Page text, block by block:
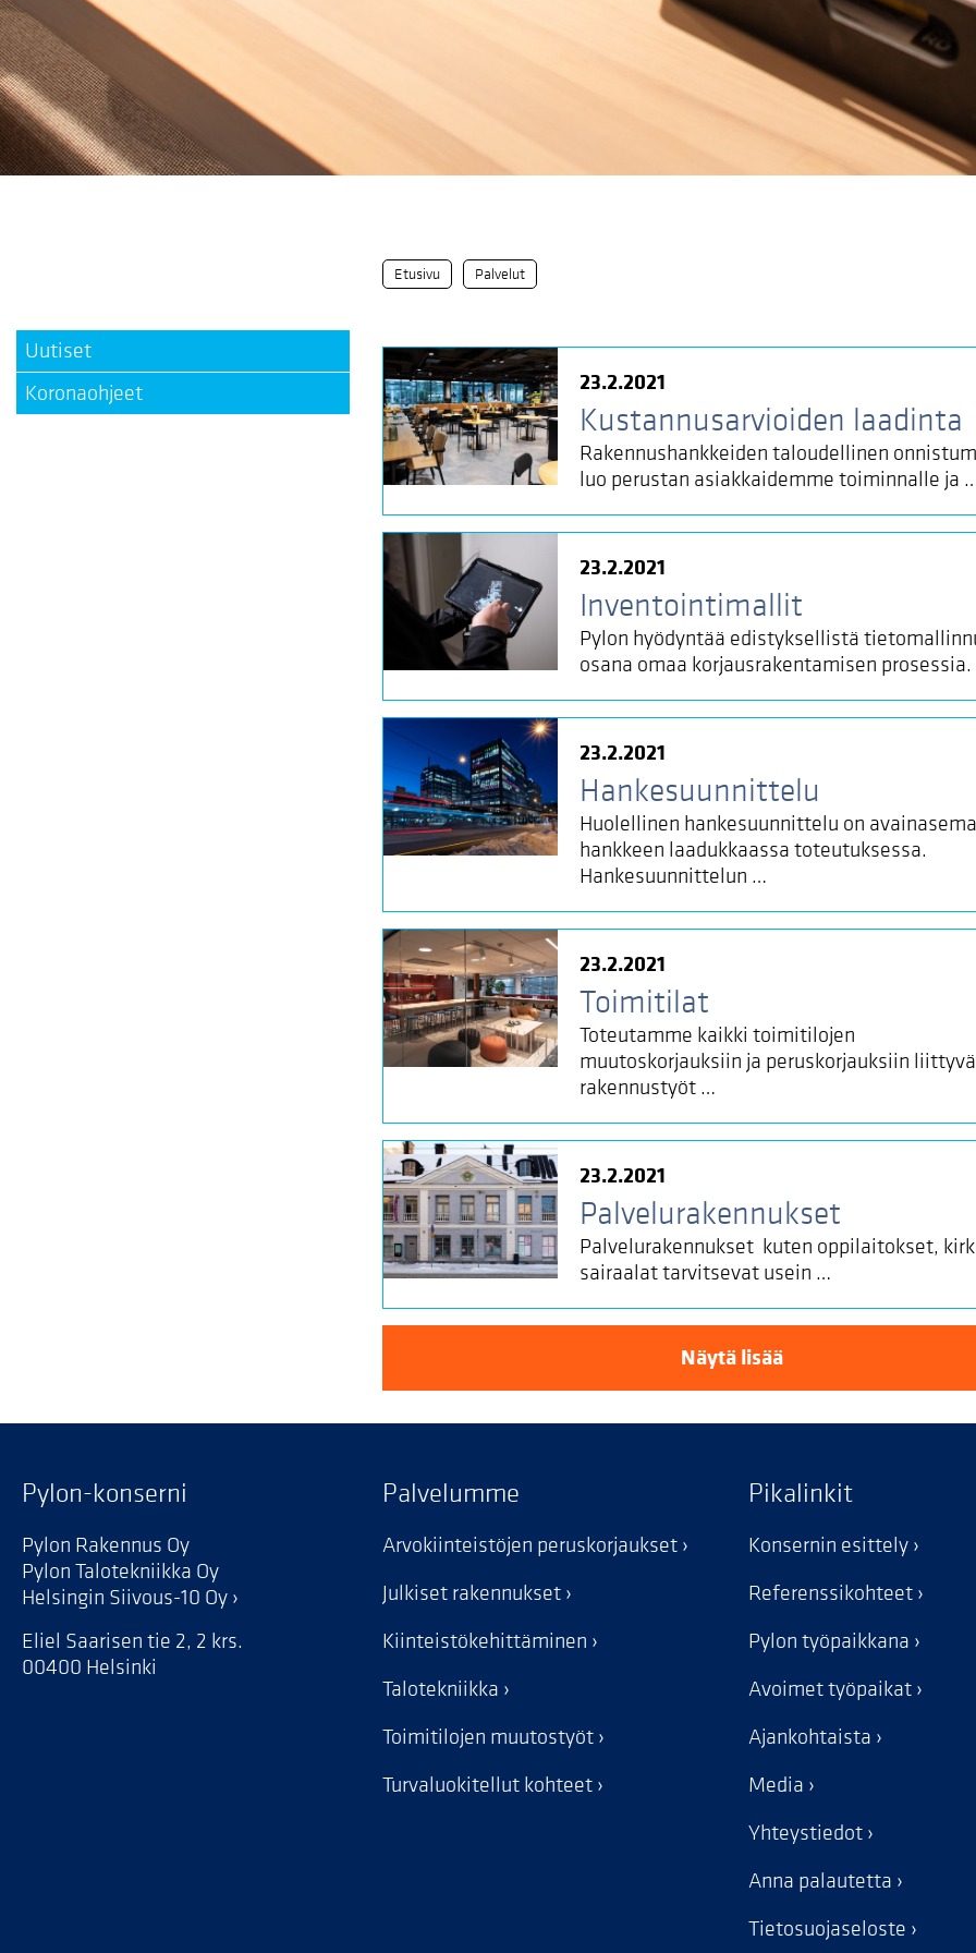
Etusivu Palvelut
Uutiset
Koronaohjeet
23.2.2021
Kustannusarvioiden laadinta
Rakennushankkeiden taloudellinen
luo perustan asiakkaidemme toiminnalle ja
23.2.2021
Inventointimallit
Pylon hyödyntää edistyksellistä
osana omaa korjausrakentamisen
23.2.2021
Hankesuunnittelu
Huolellinen hankesuunnittelu on
hankkeen laadukkaassa toteutuksessa.
Hankesuunnittelun …
23.2.2021
Toimitilat
Toteutamme kaikki toimitilojen
muutoskorjauksiin ja peruskorjauksiin
rakennustyöt …
23.2.2021
Palvelurakennukset
Palvelurakennukset kuten oppilaitokset,
sairaalat tarvitsevat usein …
Näytä lisää
Pylon-konserni
Pylon Rakennus Oy
Pylon Talotekniikka Oy
Helsingin Siivous-10 Oy
Eliel Saarisen tie 2, 2 krs.
00400 Helsinki
Palvelumme
Arvokiinteistöjen peruskorjaukset
Julkiset rakennukset
Kiinteistökehittäminen
Talotekniikka
Toimitilojen muutostyöt
Turvaluokitellut kohteet
Pikalinkit
Konsernin esittely
Referenssikohteet
Pylon työpaikkana
Avoimet työpaikat
Ajankohtaista
Media
Yhteystiedot
Anna palautetta
Tietosuojaseloste